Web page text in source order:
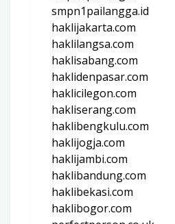
smpn1pailangga.id
haklijakarta.com
haklilangsa.com
haklisabang.com
haklidenpasar.com
haklicilegon.com
hakliserang.com
haklibengkulu.com
haklijogja.com
haklijambi.com
haklibandung.com
haklibekasi.com
haklibogor.com